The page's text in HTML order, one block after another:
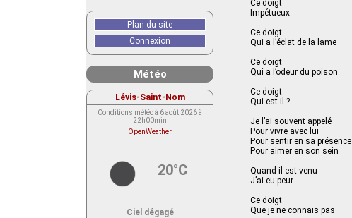
Ce doigt
Impétueux
Ce doigt
Qui a l’éclat de la lame
Ce doigt
Qui a l’odeur du poison
Ce doigt
Qui est-il ?
Je l’ai souvent appelé
Pour vivre avec lui
Pour sentir en sa présence
Pour aimer en son sein
Quand il est venu
J’ai eu peur
Ce doigt
Que je ne connais pas
Plan du site
Connexion
Météo
Lévis-Saint-Nom
Conditions météo à 6 août 2026 à
22h00min
OpenWeather
20°C
Ciel dégagé